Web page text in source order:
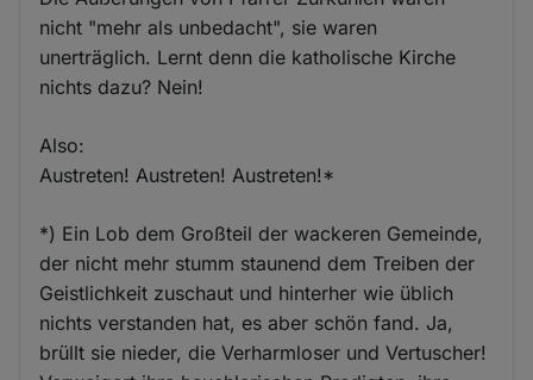
nicht "mehr als unbedacht", sie waren
unerträglich. Lernt denn die katholische Kirche
nichts dazu? Nein!
Also:
Austreten! Austreten! Austreten!*
*) Ein Lob dem Großteil der wackeren Gemeinde,
der nicht mehr stumm staunend dem Treiben der
Geistlichkeit zuschaut und hinterher wie üblich
nichts verstanden hat, es aber schön fand. Ja,
brüllt sie nieder, die Verharmloser und Vertuscher!